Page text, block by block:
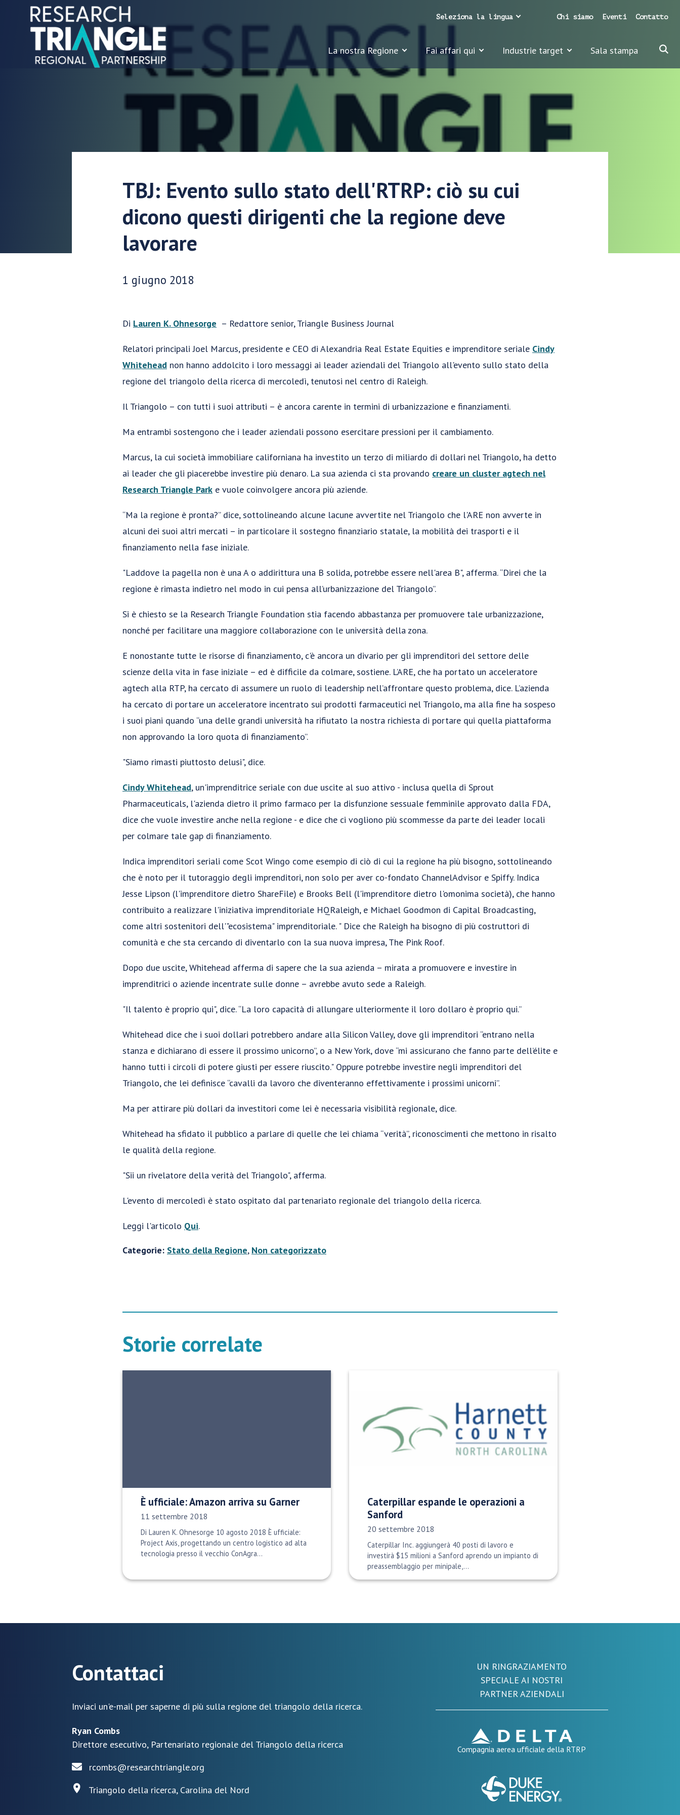
Salta al contenuto
La nostra Regione Fai affari qui Industrie target Sala stampa
Chi siamo Eventi Contatto
Seleziona la lingua
TBJ: Evento sullo stato dell'RTRP: ciò su cui
dicono questi dirigenti che la regione deve
lavorare
Data di pubblicazione:
1 giugno 2018
Di Lauren K. Ohnesorge – Redattore senior, Triangle Business Journal
Relatori principali Joel Marcus, presidente e CEO di Alexandria Real Estate Equities e imprenditore seriale Cindy
Whitehead non hanno addolcito i loro messaggi ai leader aziendali del Triangolo all'evento sullo stato della
regione del triangolo della ricerca di mercoledì, tenutosi nel centro di Raleigh.
Il Triangolo – con tutti i suoi attributi – è ancora carente in termini di urbanizzazione e finanziamenti.
Ma entrambi sostengono che i leader aziendali possono esercitare pressioni per il cambiamento.
Marcus, la cui società immobiliare californiana ha investito un terzo di miliardo di dollari nel Triangolo, ha detto
ai leader che gli piacerebbe investire più denaro. La sua azienda ci sta provando creare un cluster agtech nel
Research Triangle Park e vuole coinvolgere ancora più aziende.
“Ma la regione è pronta?” dice, sottolineando alcune lacune avvertite nel Triangolo che l'ARE non avverte in
alcuni dei suoi altri mercati – in particolare il sostegno finanziario statale, la mobilità dei trasporti e il
finanziamento nella fase iniziale.
"Laddove la pagella non è una A o addirittura una B solida, potrebbe essere nell'area B", afferma. “Direi che la
regione è rimasta indietro nel modo in cui pensa all’urbanizzazione del Triangolo”.
Si è chiesto se la Research Triangle Foundation stia facendo abbastanza per promuovere tale urbanizzazione,
nonché per facilitare una maggiore collaborazione con le università della zona.
E nonostante tutte le risorse di finanziamento, c'è ancora un divario per gli imprenditori del settore delle
scienze della vita in fase iniziale – ed è difficile da colmare, sostiene. L’ARE, che ha portato un acceleratore
agtech alla RTP, ha cercato di assumere un ruolo di leadership nell’affrontare questo problema, dice. L’azienda
ha cercato di portare un acceleratore incentrato sui prodotti farmaceutici nel Triangolo, ma alla fine ha sospeso
i suoi piani quando “una delle grandi università ha rifiutato la nostra richiesta di portare qui quella piattaforma
non approvando la loro quota di finanziamento”.
"Siamo rimasti piuttosto delusi", dice.
Cindy Whitehead, un'imprenditrice seriale con due uscite al suo attivo - inclusa quella di Sprout
Pharmaceuticals, l'azienda dietro il primo farmaco per la disfunzione sessuale femminile approvato dalla FDA,
dice che vuole investire anche nella regione - e dice che ci vogliono più scommesse da parte dei leader locali
per colmare tale gap di finanziamento.
Indica imprenditori seriali come Scot Wingo come esempio di ciò di cui la regione ha più bisogno, sottolineando
che è noto per il tutoraggio degli imprenditori, non solo per aver co-fondato ChannelAdvisor e Spiffy. Indica
Jesse Lipson (l'imprenditore dietro ShareFile) e Brooks Bell (l'imprenditore dietro l'omonima società), che hanno
contribuito a realizzare l'iniziativa imprenditoriale HQRaleigh, e Michael Goodmon di Capital Broadcasting,
come altri sostenitori dell'"ecosistema" imprenditoriale. " Dice che Raleigh ha bisogno di più costruttori di
comunità e che sta cercando di diventarlo con la sua nuova impresa, The Pink Roof.
Dopo due uscite, Whitehead afferma di sapere che la sua azienda – mirata a promuovere e investire in
imprenditrici o aziende incentrate sulle donne – avrebbe avuto sede a Raleigh.
"Il talento è proprio qui", dice. “La loro capacità di allungare ulteriormente il loro dollaro è proprio qui.”
Whitehead dice che i suoi dollari potrebbero andare alla Silicon Valley, dove gli imprenditori “entrano nella
stanza e dichiarano di essere il prossimo unicorno”, o a New York, dove “mi assicurano che fanno parte dell’élite e
hanno tutti i circoli di potere giusti per essere riuscito." Oppure potrebbe investire negli imprenditori del
Triangolo, che lei definisce “cavalli da lavoro che diventeranno effettivamente i prossimi unicorni”.
Ma per attirare più dollari da investitori come lei è necessaria visibilità regionale, dice.
Whitehead ha sfidato il pubblico a parlare di quelle che lei chiama “verità”, riconoscimenti che mettono in risalto
le qualità della regione.
"Sii un rivelatore della verità del Triangolo", afferma.
L'evento di mercoledì è stato ospitato dal partenariato regionale del triangolo della ricerca.
Leggi l'articolo Qui.
Categorie: Stato della Regione, Non categorizzato
Storie correlate
È ufficiale: Amazon arriva su Garner
Data di pubblicazione:
11 settembre 2018
Di Lauren K. Ohnesorge 10 agosto 2018 È ufficiale:
Project Axis, progettando un centro logistico ad alta
tecnologia presso il vecchio ConAgra...
Caterpillar espande le operazioni a
Sanford
Data di pubblicazione:
20 settembre 2018
Caterpillar Inc. aggiungerà 40 posti di lavoro e
investirà $15 milioni a Sanford aprendo un impianto di
preassemblaggio per minipale,...
Contattaci
Inviaci un'e-mail per saperne di più sulla regione del triangolo della ricerca.
Ryan Combs
Direttore esecutivo, Partenariato regionale del Triangolo della ricerca
rcombs@researchtriangle.org
Triangolo della ricerca, Carolina del Nord
UN RINGRAZIAMENTO
SPECIALE AI NOSTRI
PARTNER AZIENDALI
Compagnia aerea ufficiale della RTRP